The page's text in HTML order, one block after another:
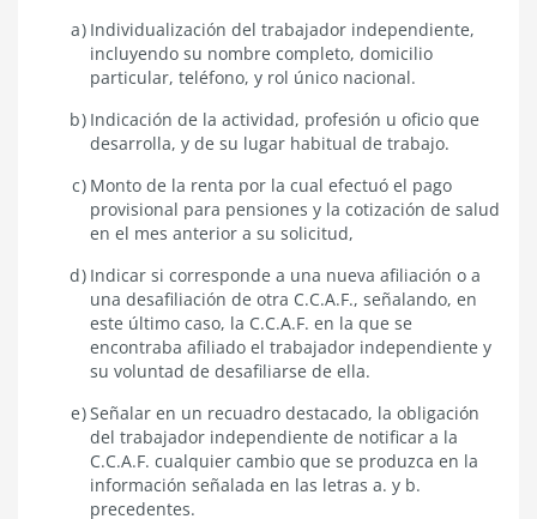
Individualización del trabajador independiente,
incluyendo su nombre completo, domicilio
particular, teléfono, y rol único nacional.
Indicación de la actividad, profesión u oficio que
desarrolla, y de su lugar habitual de trabajo.
Monto de la renta por la cual efectuó el pago
provisional para pensiones y la cotización de salud
en el mes anterior a su solicitud,
Indicar si corresponde a una nueva afiliación o a
una desafiliación de otra C.C.A.F., señalando, en
este último caso, la C.C.A.F. en la que se
encontraba afiliado el trabajador independiente y
su voluntad de desafiliarse de ella.
Señalar en un recuadro destacado, la obligación
del trabajador independiente de notificar a la
C.C.A.F. cualquier cambio que se produzca en la
información señalada en las letras a. y b.
precedentes.